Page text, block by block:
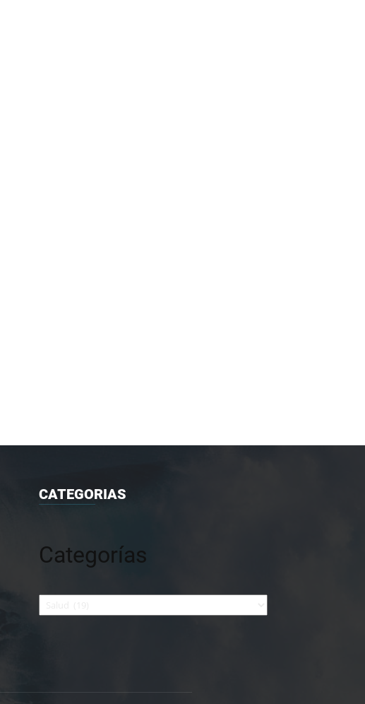
CATEGORIAS
Categorías
Categorías